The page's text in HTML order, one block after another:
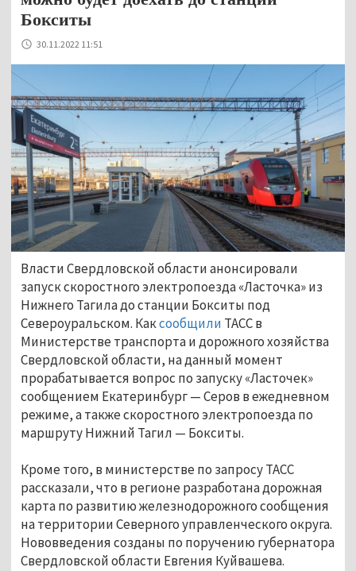
Бокситы
30.11.2022 11:51
Власти Свердловской области анонсировали
запуск скоростного электропоезда «Ласточка» из
Нижнего Тагила до станции Бокситы под
Североуральском. Каксообщили ТАСС в
Министерстве транспорта и дорожного хозяйства
Свердловской области, на данный момент
прорабатывается вопрос по запуску «Ласточек»
сообщением Екатеринбург — Серов в ежедневном
режиме, а также скоростного электропоезда по
маршруту Нижний Тагил — Бокситы.
Кроме того, в министерстве по запросу ТАСС
рассказали, что в регионе разработана дорожная
карта по развитию железнодорожного сообщения
на территории Северного управленческого округа.
Нововведения созданы по поручению губернатора
Свердловской области Евгения Куйвашева.